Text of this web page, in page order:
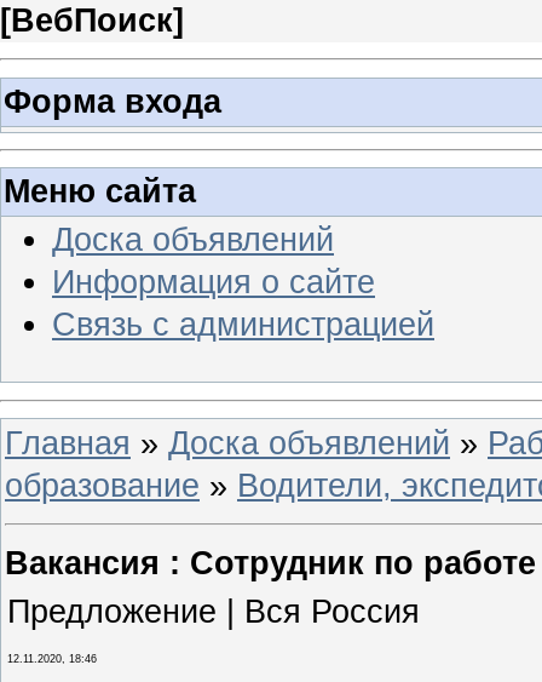
[ВебПоиск]
Форма входа
Меню сайта
Доска объявлений
Информация о сайте
Связь с администрацией
Главная » Доска объявлений »
образование » Водители,
Вакансия : Сотрудник по
Предложение | Вся Россия
12.11.2020, 18:46